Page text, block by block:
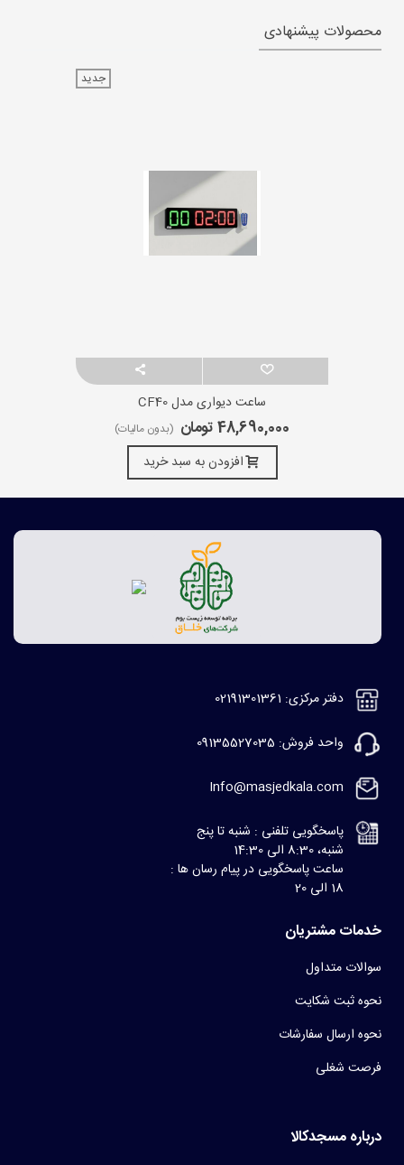
محصولات پیشنهادی
جدید
ساعت دیواری مدل CF40
48,690,000 تومان (بدون مالیات)
افزودن به سبد خرید
دفتر مرکزی: 02191301361
واحد فروش: 09135527035
Info@masjedkala.com
پاسخگویی تلفنی : شنبه تا پنج
شنبه، 8:30 الی 14:30
ساعت پاسخگویی در پیام رسان ها :
18 الی 20
خدمات مشتریان
سوالات متداول
نحوه ثبت شکایت
نحوه ارسال سفارشات
فرصت شغلی
درباره مسجدکالا